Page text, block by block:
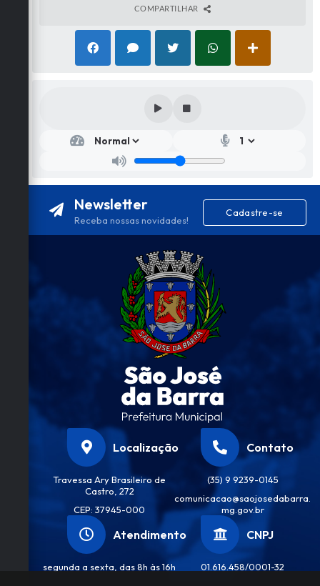
COMPARTILHAR
Newsletter
Receba nossas novidades!
Cadastre-se
Localização
Travessa Ary Brasileiro de
Castro, 272
CEP: 37945-000
Contato
(35) 9 9239-0145
comunicacao@saojosedabarra.
mg.gov.br
Atendimento
segunda a sexta, das 8h às 16h
CNPJ
01.616.458/0001-32